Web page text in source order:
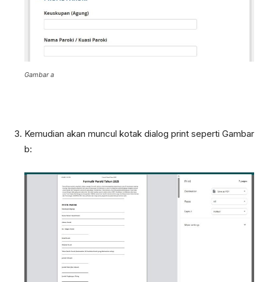
Gambar a
Kemudian akan muncul kotak dialog print seperti Gambar
b: